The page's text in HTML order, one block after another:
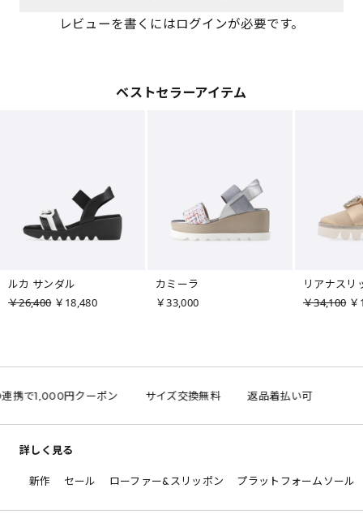
レビューを書くにはログインが必要です。
ベストセラーアイテム
ルカ サンダル
￥26,400 ￥18,480
カミーラ
￥33,000
リアナスリ
￥34,100
で1,000円クーポン サイズ交換無料 返品着払い可
詳しく見る
新作 セール ローファー&スリッポン プラットフォームソール